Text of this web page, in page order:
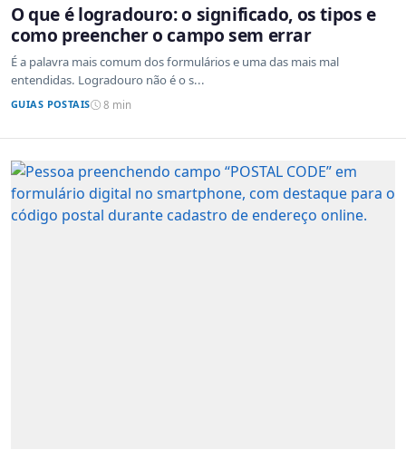
O que é logradouro: o significado, os tipos e
como preencher o campo sem errar
É a palavra mais comum dos formulários e uma das mais mal
entendidas. Logradouro não é o s...
GUIAS POSTAIS 8 min